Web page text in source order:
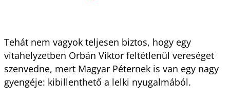
Tehát nem vagyok teljesen biztos, hogy egy
vitahelyzetben Orbán Viktor feltétlenül vereséget
szenvedne, mert Magyar Péternek is van egy nagy
gyengéje: kibillenthető a lelki nyugalmából.